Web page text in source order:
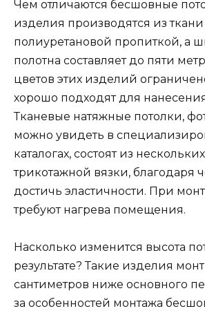
Чем отличаются бесшовные
изделия производятся из ткани
полиуретановой пропиткой, а
полотна составляет до пяти
цветов этих изделий
хорошо подходят для
Тканевые натяжные потолки,
можно увидеть в
каталогах, состоят из
трикотажной вязки, благодаря
достичь эластичности. При
требуют нагрева помещения.
Насколько изменится высота
результате? Такие изделия
сантиметров ниже основного
за особенностей монтажа